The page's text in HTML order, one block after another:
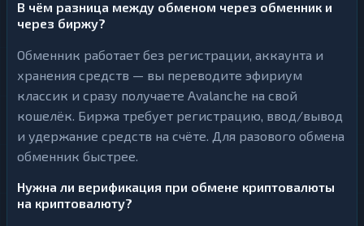
В чём разница между обменом через обменник и
через биржу?
Обменник работает без регистрации, аккаунта и
хранения средств — вы переводите эфириум
классик и сразу получаете Avalanche на свой
кошелёк. Биржа требует регистрацию, ввод/вывод
и удержание средств на счёте. Для разового обмена
обменник быстрее.
Нужна ли верификация при обмене криптовалюты
на криптовалюту?